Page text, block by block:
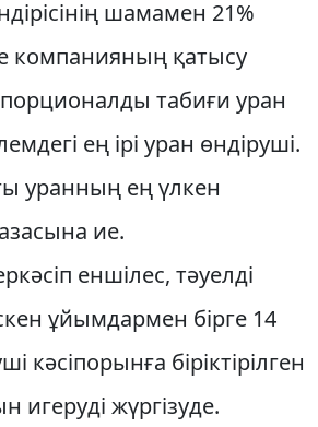
шамамен 21%
компанияның қатысу
табиғи уран
ең ірі уран өндіруші.
уранның ең үлкен
ие.
еншілес, тәуелді
ұйымдармен бірге 14
кәсіпорынға біріктірілген
игеруді жүргізуде.